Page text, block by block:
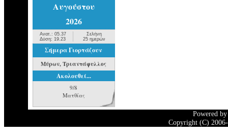
Αυγούστου
2026
Ανατ.: 05.37
Δύση: 19.23
Σελήνη
25 ημερών
Σήμερα Γιορτάζουν
Μύρων, Τριαντάφυλλος
Ακολουθεί...
9/8
Ματθίας
Powered
Copyright (C)